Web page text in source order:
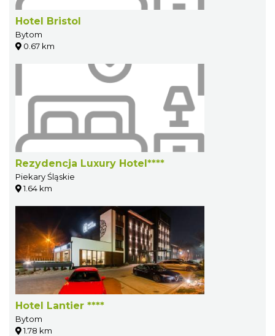
Hotel Bristol
Bytom
0.67 km
Rezydencja Luxury Hotel****
Piekary Śląskie
1.64 km
Hotel Lantier ****
Bytom
1.78 km